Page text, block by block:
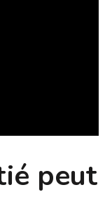
peut